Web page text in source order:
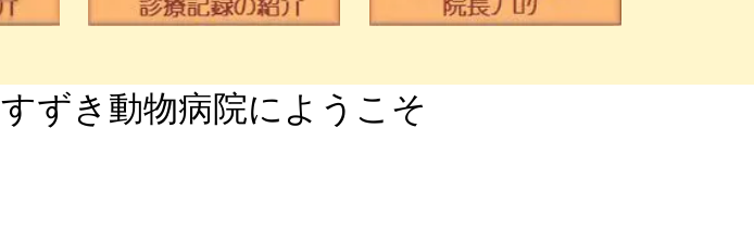
すずき動物病院にようこそ